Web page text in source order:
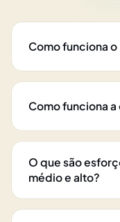
Como funciona o
Como funciona
O que são
médio e alto?